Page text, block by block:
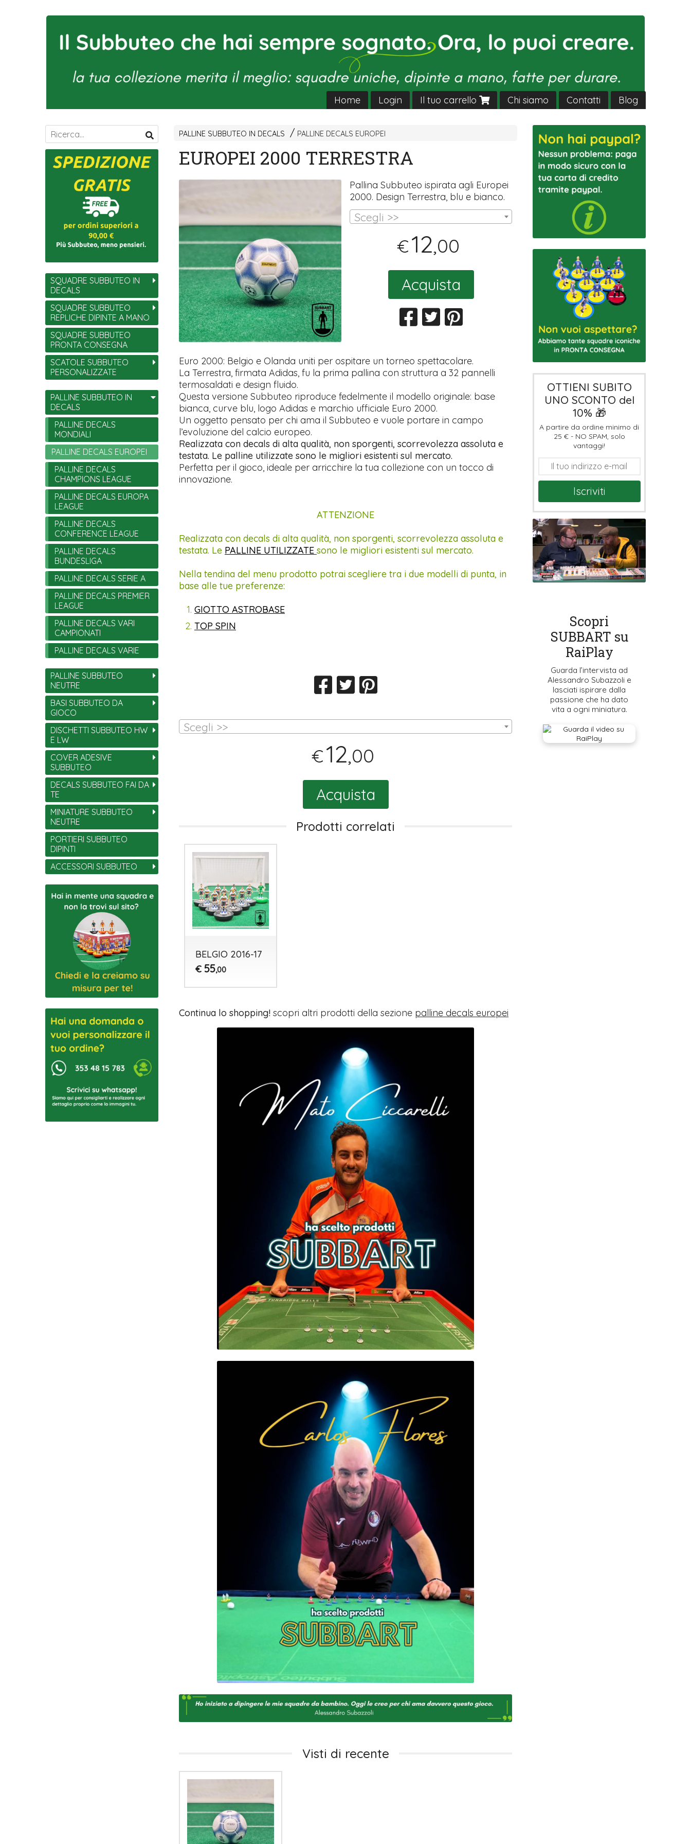
Home Login Il tuo carrello Chi siamo Contatti Blog
PALLINE SUBBUTEO IN DECALS PALLINE DECALS EUROPEI
EUROPEI 2000 TERRESTRA
Pallina Subbuteo ispirata agli Europei
2000. Design Terrestra, blu e bianco.
Scegli >>
€12,00
Acquista
Euro 2000: Belgio e Olanda uniti per ospitare un torneo spettacolare.
La Terrestra, firmata Adidas, fu la prima pallina con struttura a 32 pannelli
termosaldati e design fluido.
Questa versione Subbuteo riproduce fedelmente il modello originale: base
bianca, curve blu, logo Adidas e marchio ufficiale Euro 2000.
Un oggetto pensato per chi ama il Subbuteo e vuole portare in campo
l’evoluzione del calcio europeo.
Realizzata con decals di alta qualità, non sporgenti, scorrevolezza assoluta e
testata. Le palline utilizzate sono le migliori esistenti sul mercato.
Perfetta per il gioco, ideale per arricchire la tua collezione con un tocco di
innovazione.
ATTENZIONE
Realizzata con decals di alta qualità, non sporgenti, scorrevolezza assoluta e
testata. Le PALLINE UTILIZZATE sono le migliori esistenti sul mercato.
Nella tendina del menu prodotto potrai scegliere tra i due modelli di punta, in
base alle tue preferenze:
GIOTTO ASTROBASE
TOP SPIN
Scegli >>
€12,00
Acquista
Prodotti correlati
BELGIO 2016-17
€ 55,00
Continua lo shopping!scopri altri prodotti della sezione palline decals europei
Visti di recente
SQUADRE SUBBUTEO IN
DECALS
SQUADRE SUBBUTEO
REPLICHE DIPINTE A MANO
SQUADRE SUBBUTEO
PRONTA CONSEGNA
SCATOLE SUBBUTEO
PERSONALIZZATE
PALLINE SUBBUTEO IN
DECALS
PALLINE DECALS
MONDIALI
PALLINE DECALS EUROPEI
PALLINE DECALS
CHAMPIONS LEAGUE
PALLINE DECALS EUROPA
LEAGUE
PALLINE DECALS
CONFERENCE LEAGUE
PALLINE DECALS
BUNDESLIGA
PALLINE DECALS SERIE A
PALLINE DECALS PREMIER
LEAGUE
PALLINE DECALS VARI
CAMPIONATI
PALLINE DECALS VARIE
PALLINE SUBBUTEO
NEUTRE
BASI SUBBUTEO DA
GIOCO
DISCHETTI SUBBUTEO HW
E LW
COVER ADESIVE
SUBBUTEO
DECALS SUBBUTEO FAI DA
TE
MINIATURE SUBBUTEO
NEUTRE
PORTIERI SUBBUTEO
DIPINTI
ACCESSORI SUBBUTEO
OTTIENI SUBITO
UNO SCONTO del
10% 🎁
A partire da ordine minimo di
25 € - NO SPAM, solo
vantaggi!
Iscriviti
Scopri
SUBBART su
RaiPlay
Guarda l’intervista ad
Alessandro Subazzoli e
lasciati ispirare dalla
passione che ha dato
vita a ogni miniatura.